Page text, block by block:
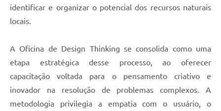
identificar e organizar o potencial dos recursos naturais
locais.
A Oficina de Design Thinking se consolida como uma
etapa estratégica desse processo, ao oferecer
capacitação voltada para o pensamento criativo e
inovador na resolução de problemas complexos. A
metodologia privilegia a empatia com o usuário, o